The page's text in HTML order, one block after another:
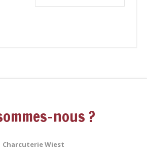
nous ?
Charcuterie Wiest